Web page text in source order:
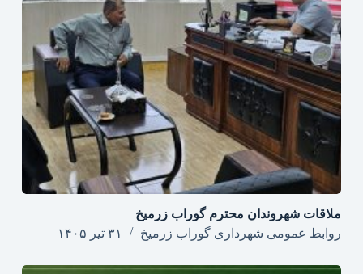
ملاقات شهروندان محترم گوراب زرمیخ
روابط عمومی شهرداری گوراب زرمیخ
۳۱ تیر ۱۴۰۵